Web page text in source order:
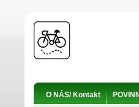
O NÁS/ Kontakt